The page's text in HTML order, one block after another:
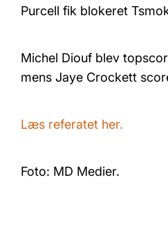
Purcell fik blokeret
Michel Diouf blev
mens Jaye Crockett
Læs referatet her.
Foto: MD Medier.